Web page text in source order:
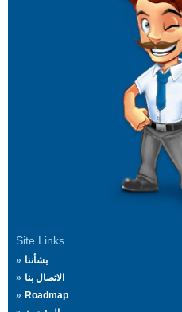
Site Links
بشأننا
الاتصال بنا
Roadmap